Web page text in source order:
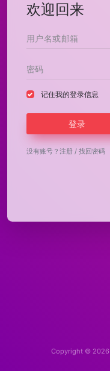
欢迎回来
记住我的登录信息
登录
没有账号？ 注册 / 找回密码
Copyright © 2026